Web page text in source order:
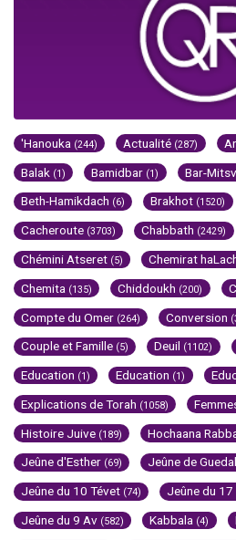
'Hanouka (244) Actualité (287)
Balak (1) Bamidbar (1) Bar-
Beth-Hamikdach (6) Brakhot (1520)
Cacheroute (3703) Chabbath (2429)
Chémini Atseret (5) Chemirat
Chemita (135) Chiddoukh (200)
Compte du Omer (264) Conversion
Couple et Famille (5) Deuil (1102)
Education (1) Education (1)
Explications de Torah (1058)
Histoire Juive (189) Hochaana
Jeûne d'Esther (69) Jeûne de
Jeûne du 10 Tévet (74) Jeûne du 17
Jeûne du 9 Av (582) Kabbala (4)